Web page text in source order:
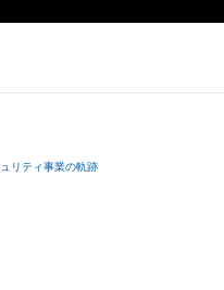
リティ事業の軌跡